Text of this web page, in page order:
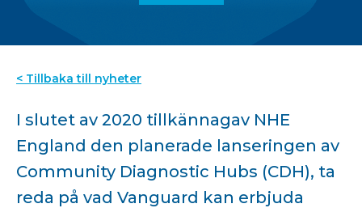
< Tillbaka till nyheter
I slutet av 2020 tillkännagav NHE
England den planerade lanseringen av
Community Diagnostic Hubs (CDH), ta
reda på vad Vanguard kan erbjuda